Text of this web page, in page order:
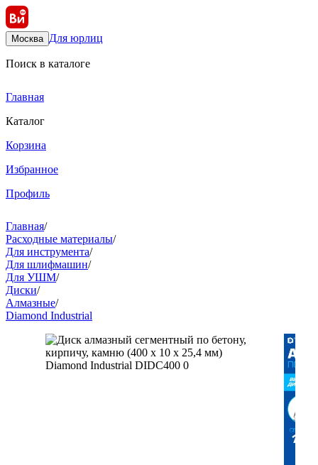
Москва Для юрлиц
Поиск в каталоге
Главная
Каталог
Корзина
Избранное
Профиль
Главная/
Расходные материалы/
Для инструмента/
Для шлифмашин/
Для УШМ/
Диски/
Алмазные/
Diamond Industrial